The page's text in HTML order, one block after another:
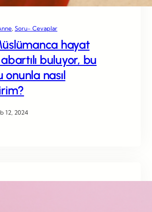
Soru- Cevaplar
hayat
abartılı buluyor, bu
nasıl
12, 2024